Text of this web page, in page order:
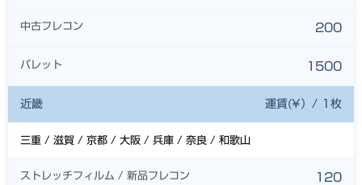
中古フレコン 200
パレット 1500
近畿 運賃(¥）/ 1枚
三重 / 滋賀 / 京都 / 大阪 / 兵庫 / 奈良 / 和歌山
ストレッチフィルム / 新品フレコン 120